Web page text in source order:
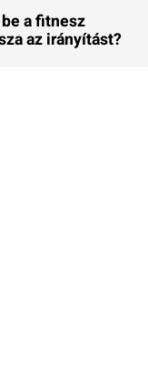
a fitnesz
az irányítást?